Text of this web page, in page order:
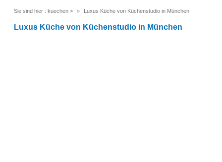
Sie sind hier : kuechen > Luxus Küche von Küchenstudio in München
Luxus Küche von Küchenstudio in München